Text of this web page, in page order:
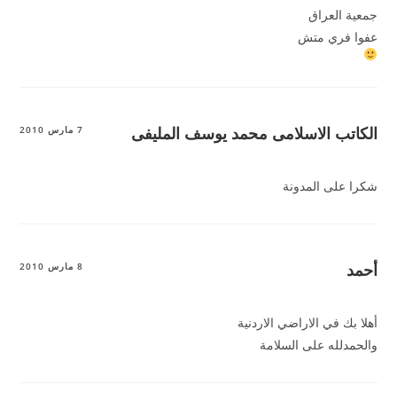
جمعية العراق
عفوا فري متش
الكاتب الاسلامى محمد يوسف المليفى 7 مارس 2010
شكرا على المدونة
أحمد 8 مارس 2010
أهلا بك في الاراضي الاردنية
والحمدلله على السلامة